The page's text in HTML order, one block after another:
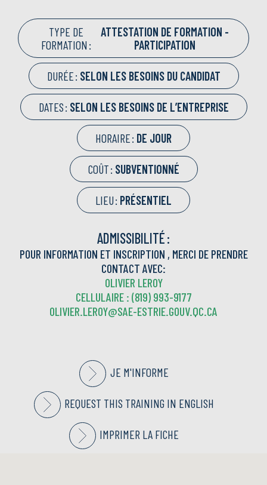
TYPE DE
FORMATION :
ATTESTATION DE FORMATION -
PARTICIPATION
DURÉE : SELON LES BESOINS DU CANDIDAT
DATES : SELON LES BESOINS DE L’ENTREPRISE
HORAIRE : DE JOUR
COÛT : SUBVENTIONNÉ
LIEU : PRÉSENTIEL
ADMISSIBILITÉ :
POUR INFORMATION ET INSCRIPTION , MERCI DE PRENDRE
CONTACT AVEC:
OLIVIER LEROY
CELLULAIRE : (819) 993-9177
OLIVIER.LEROY@SAE-ESTRIE.GOUV.QC.CA
JE M'INFORME
REQUEST THIS TRAINING IN ENGLISH
IMPRIMER LA FICHE